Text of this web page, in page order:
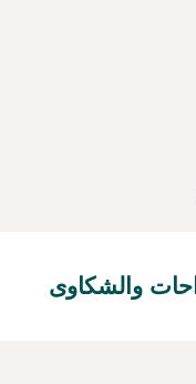
والشكاوى